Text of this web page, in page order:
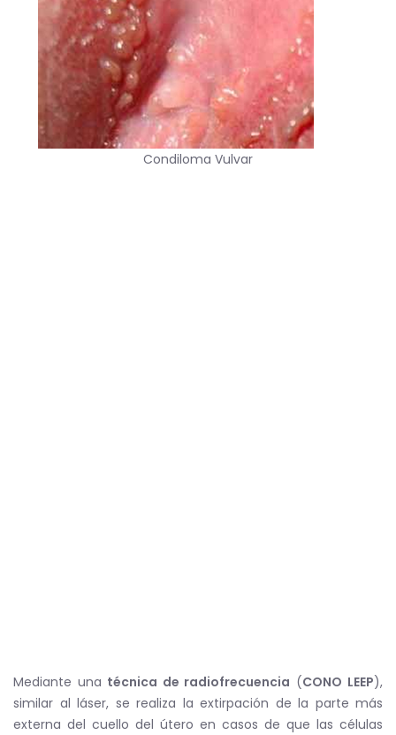
Condiloma Vulvar
Mediante una técnica de radiofrecuencia (CONO LEEP),
similar al láser, se realiza la extirpación de la parte más
externa del cuello del útero en casos de que las células